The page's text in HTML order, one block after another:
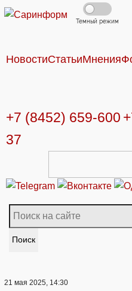
Темный режим
НовостиСтатьиМнения
+7 (8452) 659-600
37
Поиск
21 мая 2025, 14:30